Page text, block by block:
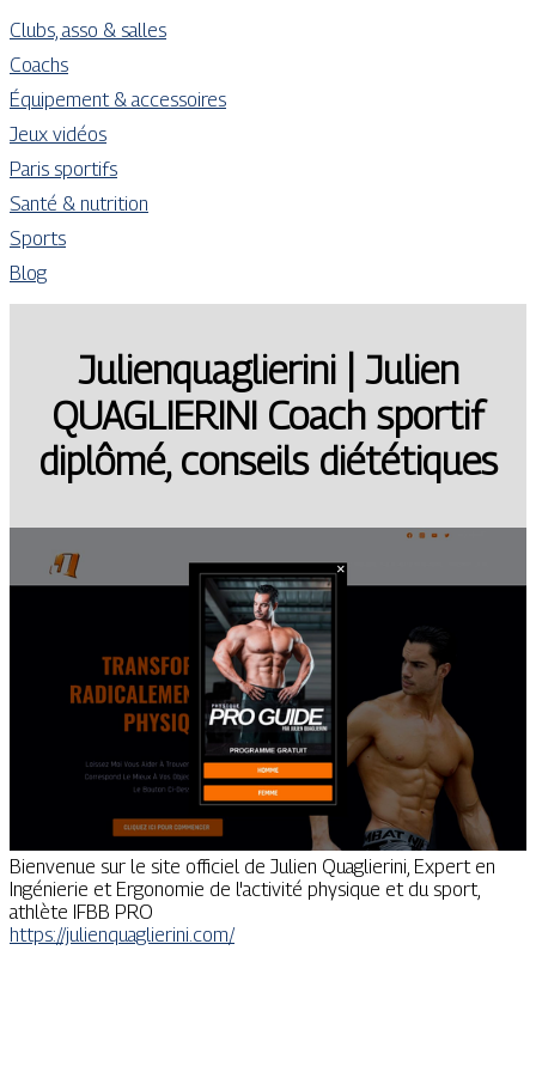
Clubs, asso & salles
Coachs
Équipement & accessoires
Jeux vidéos
Paris sportifs
Santé & nutrition
Sports
Blog
Julien­quag­lieri­ni | Julien
QUAGLIERINI Coach sportif
diplômé, conseils diététiques
Bienvenue sur le site officiel de Julien Quaglierini, Expert en
Ingénierie et Ergonomie de l'activité physique et du sport,
athlète IFBB PRO
https://julienquaglierini.com/